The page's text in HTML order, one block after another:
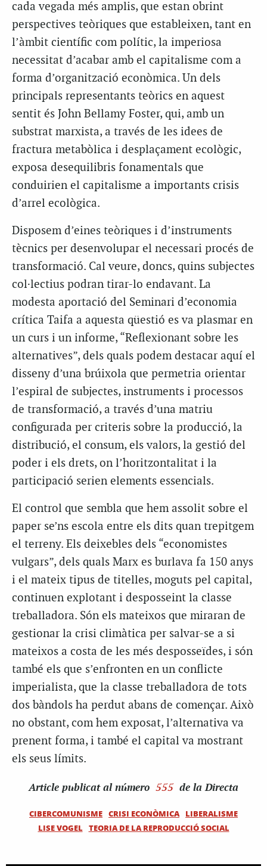
cada vegada més amplis, que estan obrint
perspectives teòriques que estableixen, tant en
l’àmbit científic com polític, la imperiosa
necessitat d’acabar amb el capitalisme com a
forma d’organització econòmica. Un dels
principals representants teòrics en aquest
sentit és John Bellamy Foster, qui, amb un
substrat marxista, a través de les idees de
fractura metabòlica i desplaçament ecològic,
exposa desequilibris fonamentals que
conduirien el capitalisme a importants crisis
d’arrel ecològica.
Disposem d’eines teòriques i d’instruments
tècnics per desenvolupar el necessari procés de
transformació. Cal veure, doncs, quins subjectes
col·lectius podran tirar-lo endavant. La
modesta aportació del Seminari d’economia
crítica Taifa a aquesta qüestió es va plasmar en
un curs i un informe, “Reflexionant sobre les
alternatives”, dels quals podem destacar aquí el
disseny d’una brúixola que permetria orientar
l’espiral de subjectes, instruments i processos
de transformació, a través d’una matriu
configurada per criteris sobre la producció, la
distribució, el consum, els valors, la gestió del
poder i els drets, on l’horitzontalitat i la
participació serien elements essencials.
El control que sembla que hem assolit sobre el
paper se’ns escola entre els dits quan trepitgem
el terreny. Els deixebles dels “economistes
vulgars”, dels quals Marx es burlava fa 150 anys
i el mateix tipus de titelles, moguts pel capital,
continuen explotant i desposseint la classe
treballadora. Són els mateixos que miraran de
gestionar la crisi climàtica per salvar-se a si
mateixos a costa de les més desposseïdes, i són
també els que s’enfronten en un conflicte
imperialista, que la classe treballadora de tots
dos bàndols ha perdut abans de començar. Això
no obstant, com hem exposat, l’alternativa va
prenent forma, i també el capital va mostrant
els seus límits.
Article publicat al número 555 de la Directa
CIBERCOMUNISME CRISI ECONÒMICA
LIBERALISME
LISE VOGEL
TEORIA DE LA REPRODUCCIÓ SOCIAL